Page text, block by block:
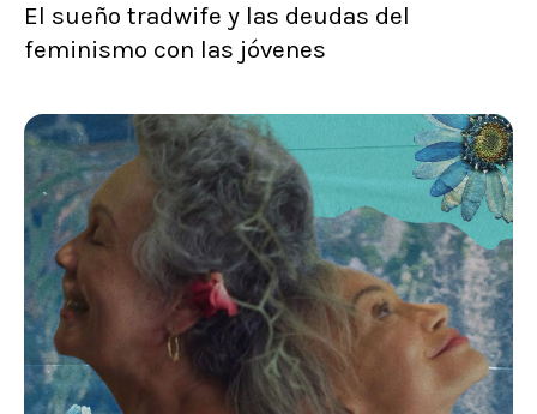
El sueño tradwife y las deudas del
feminismo con las jóvenes